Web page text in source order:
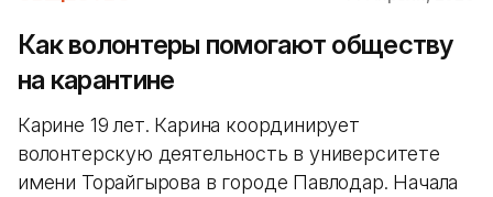
Как волонтеры помогают обществу
на карантине
Карине 19 лет. Карина координирует
волонтерскую деятельность в университете
имени Торайгырова в городе Павлодар. Начала